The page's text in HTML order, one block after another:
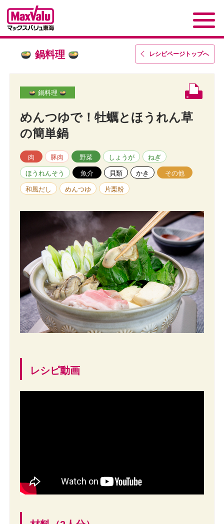
レシピページトップへ
鍋料理
鍋料理
めんつゆで！牡蠣とほうれん草
の簡単鍋
肉 豚肉 野菜 しょうが ねぎ
ほうれんそう 魚介 貝類 かき その他
和風だし めんつゆ 片栗粉
レシピ動画